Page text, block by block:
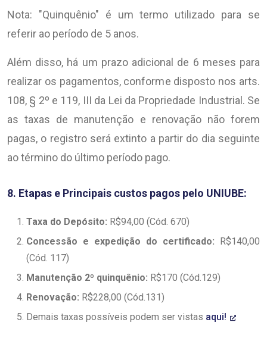
Nota: "Quinquênio" é um termo utilizado para se
referir ao período de 5 anos.
Além disso, há um prazo adicional de 6 meses para
realizar os pagamentos, conforme disposto nos arts.
108, § 2º e 119, III da Lei da Propriedade Industrial. Se
as taxas de manutenção e renovação não forem
pagas, o registro será extinto a partir do dia seguinte
ao término do último período pago.
8. Etapas e Principais custos pagos pelo UNIUBE:
Taxa do Depósito: R$94,00 (Cód. 670)
Concessão e expedição do certificado: R$140,00
(Cód. 117)
Manutenção 2º quinquênio: R$170 (Cód.129)
Renovação: R$228,00 (Cód.131)
Demais taxas possíveis podem ser vistas aqui!